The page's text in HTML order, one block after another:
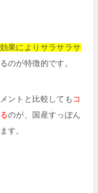
果によりサラサラサ
のが特徴的です。
ントと比較しても コ
のが、国産すっぽん
す。